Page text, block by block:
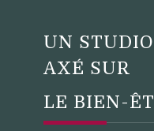
UN
AXÉ SUR
LE BIEN-